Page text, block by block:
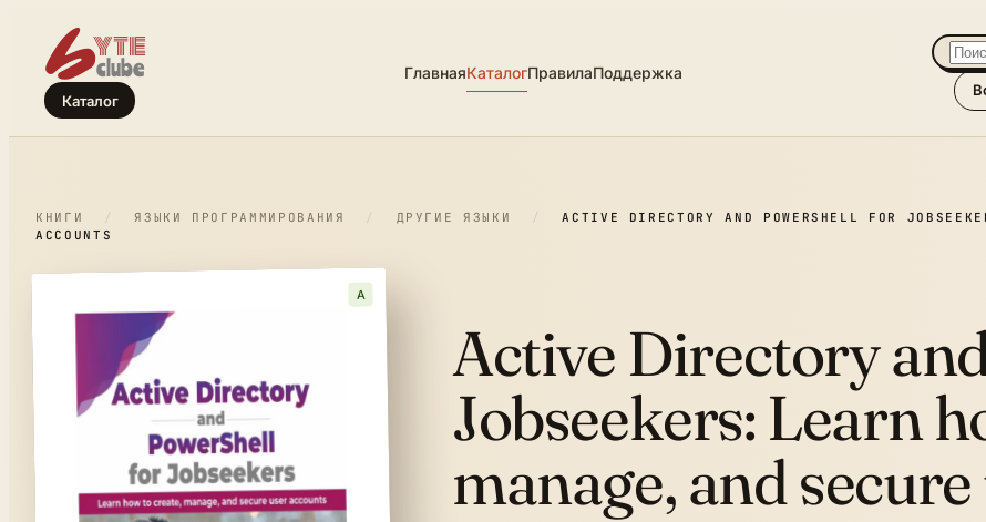
Каталог
ГлавнаяКаталогПравилаПоддержка
КНИГИ / ЯЗЫКИ ПРОГРАММИРОВАНИЯ / ДРУГИЕ ЯЗЫКИ /
ACTIVE DIRECTORY AND POWERSHELL FOR
ACCOUNTS
A
Active Directory
Jobseekers: Learn
manage, and